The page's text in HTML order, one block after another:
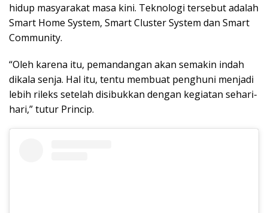
hidup masyarakat masa kini. Teknologi tersebut adalah
Smart Home System, Smart Cluster System dan Smart
Community.
“Oleh karena itu, pemandangan akan semakin indah
dikala senja. Hal itu, tentu membuat penghuni menjadi
lebih rileks setelah disibukkan dengan kegiatan sehari-
hari,” tutur Princip.